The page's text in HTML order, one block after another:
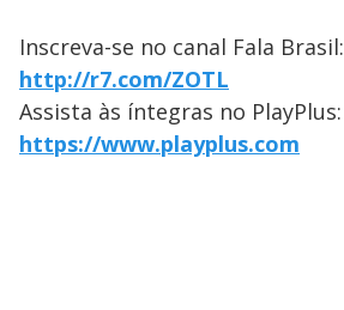
Inscreva-se no canal Fala Brasil:
http://r7.com/ZOTL
Assista às íntegras no PlayPlus:
https://www.playplus.com